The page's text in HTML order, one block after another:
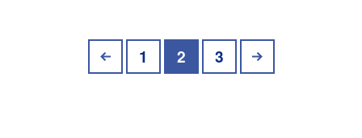
1 2 3